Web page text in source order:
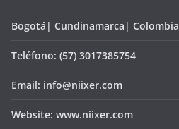
Bogotá| Cundinamarca| Colombia
Teléfono: (57) 3017385754
Email: info@niixer.com
Website: www.niixer.com